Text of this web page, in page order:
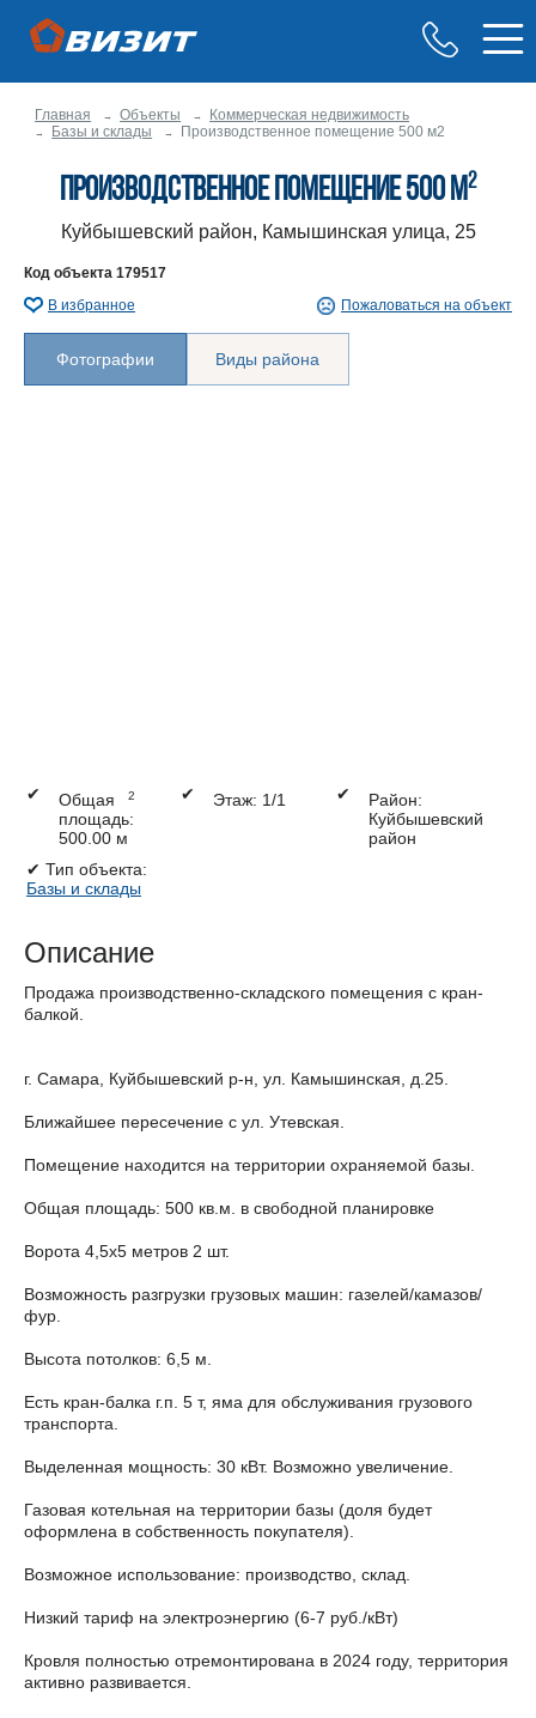
Главная Объекты
Коммерческая недвижимость
Базы и склады
Производственное помещение 500 м2
Производственное помещение 500 м2
Куйбышевский район, Камышинская улица, 25
Код объекта 179517
В избранное
Пожаловаться на объект
Фотографии Виды района
✔
Общая
площадь:
500.00 м
2 ✔ Этаж: 1/1 ✔
Район:
Куйбышевский
район
✔ Тип объекта:
Базы и склады
Описание
Продажа производственно-складского помещения с кран-
балкой.
г. Самара, Куйбышевский р-н, ул. Камышинская, д.25.
Ближайшее пересечение с ул. Утевская.
Помещение находится на территории охраняемой базы.
Общая площадь: 500 кв.м. в свободной планировке
Ворота 4,5х5 метров 2 шт.
Возможность разгрузки грузовых машин: газелей/камазов/
фур.
Высота потолков: 6,5 м.
Есть кран-балка г.п. 5 т, яма для обслуживания грузового
транспорта.
Выделенная мощность: 30 кВт. Возможно увеличение.
Газовая котельная на территории базы (доля будет
оформлена в собственность покупателя).
Возможное использование: производство, склад.
Низкий тариф на электроэнергию (6-7 руб./кВт)
Кровля полностью отремонтирована в 2024 году, территория
активно развивается.